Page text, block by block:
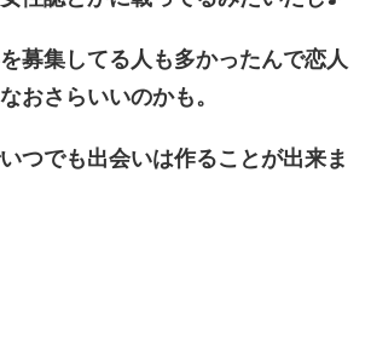
募集してる人も多かったんで恋人
おさらいいのかも。
つでも出会いは作ることが出来ま